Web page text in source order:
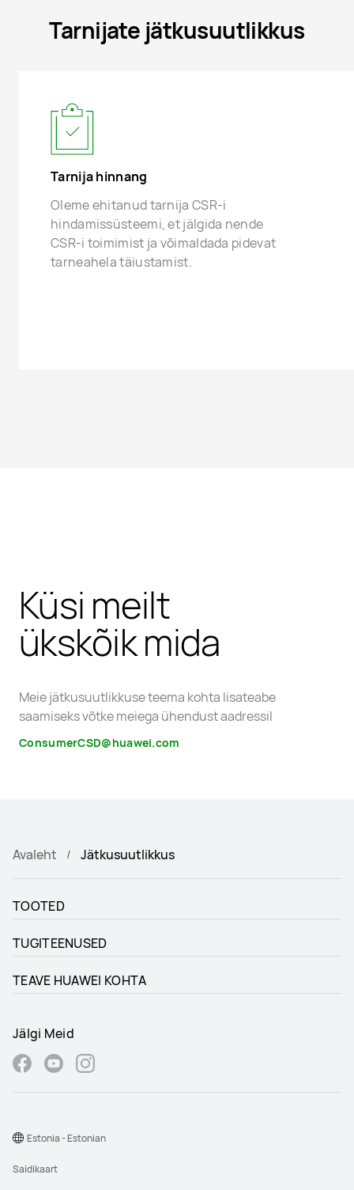
Tarnijate jätkusuutlikkus
Tarnija hinnang
Oleme ehitanud tarnija CSR-i
hindamissüsteemi, et jälgida nende
CSR-i toimimist ja võimaldada pidevat
tarneahela täiustamist.
Küsi meilt
ükskõik mida
Meie jätkusuutlikkuse teema kohta lisateabe
saamiseks võtke meiega ühendust aadressil
ConsumerCSD@huawei.com
Avaleht Jätkusuutlikkus
TOOTED
TUGITEENUSED
TEAVE HUAWEI KOHTA
Jälgi Meid
Saidikaart
Estonia - Estonian